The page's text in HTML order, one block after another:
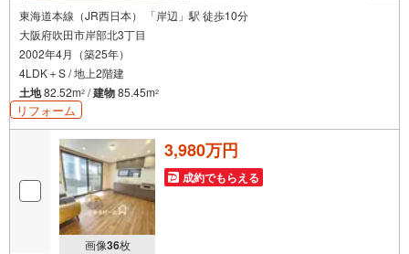
東海道本線（JR西日本） 「岸辺」駅 徒歩10分
大阪府吹田市岸部北3丁目
2002年4月（築25年）
4LDK＋S / 地上2階建
土地82.52m2 /建物85.45m2
リフォーム
画像36枚
3,980万円
成約でもらえる